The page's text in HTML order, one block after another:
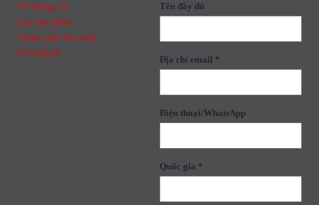
Về chúng tôi
Các sản phẩm
Chính sách bảo mật
SITEMAP
Tên đầy đủ
Địa chỉ email *
Điện thoại/WhatsApp
Quốc gia *